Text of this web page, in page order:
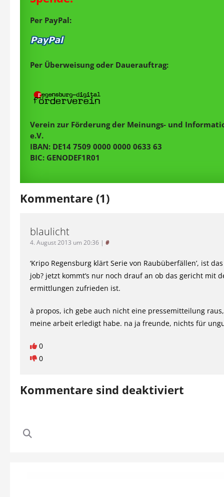
Per PayPal:
Per Überweisung oder Dauerauftrag:
Verein zur Förderung der Meinungs- und
e.V.
IBAN: DE14 7509 0000 0000 0633 63
BIC: GENODEF1R01
Kommentare (1)
blaulicht
4. August 2013 um 20:36 | #
‘Kripo Regensburg klärt Serie von Raubüberfällen’, ist
job? jetzt kommt’s nur noch drauf an ob das gericht mit
ermittlungen zufrieden ist.
à propos, ich gebe auch nicht eine pressemitteilung
meine arbeit erledigt habe. na ja freunde, nichts für
0
0
Kommentare sind deaktiviert